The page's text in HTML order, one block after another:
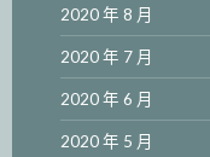
2020 年 8 月
2020 年 7 月
2020 年 6 月
2020 年 5 月